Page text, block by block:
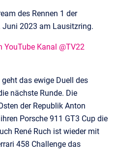
des Rennen 1 der
Juni 2023 am Lausitzring.
YouTube Kanal @TV22
das ewige Duell des
nächste Runde. Die
der Republik Anton
Porsche 911 GT3 Cup die
René Ruch ist wieder mit
458 Challenge das